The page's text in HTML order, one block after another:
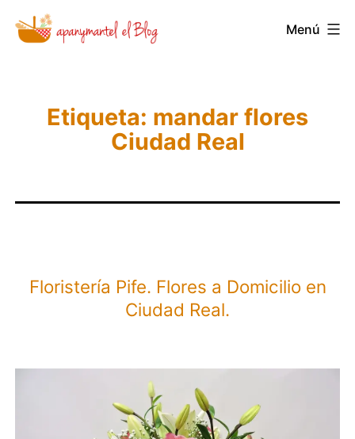
Saltar
Novedades
Menú
Etiqueta: mandar flores
Ciudad Real
Floristería Pife. Flores a Domicilio en
Ciudad Real.